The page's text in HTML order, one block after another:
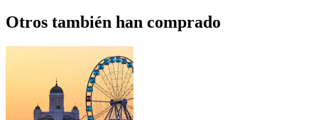
Otros también han comprado